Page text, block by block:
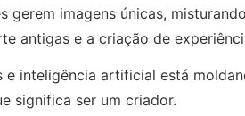
gerem imagens únicas,
antigas e a criação de
e inteligência artificial está
significa ser um criador.